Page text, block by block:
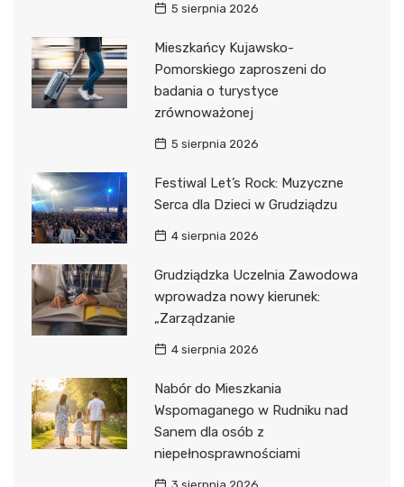
5 sierpnia 2026
Mieszkańcy Kujawsko-
Pomorskiego zaproszeni do
badania o turystyce
zrównoważonej
5 sierpnia 2026
Festiwal Let’s Rock: Muzyczne
Serca dla Dzieci w Grudziądzu
4 sierpnia 2026
Grudziądzka Uczelnia Zawodowa
wprowadza nowy kierunek:
„Zarządzanie
4 sierpnia 2026
Nabór do Mieszkania
Wspomaganego w Rudniku nad
Sanem dla osób z
niepełnosprawnościami